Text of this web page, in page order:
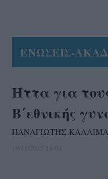
ΕΝΩΣΕΙΣ-
Ήττα για
Β΄εθνικής
ΠΑΝΑΓΙΩΤΗΣ